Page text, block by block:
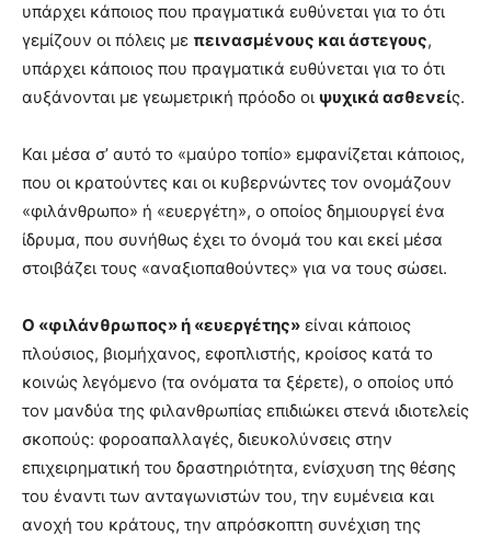
υπάρχει κάποιος που πραγματικά ευθύνεται για το ότι
γεμίζουν οι πόλεις με πεινασμένους και άστεγους,
υπάρχει κάποιος που πραγματικά ευθύνεται για το ότι
αυξάνονται με γεωμετρική πρόοδο οι ψυχικά ασθενείς.
Και μέσα σ’ αυτό το «μαύρο τοπίο» εμφανίζεται κάποιος,
που οι κρατούντες και οι κυβερνώντες τον ονομάζουν
«φιλάνθρωπο» ή «ευεργέτη», ο οποίος δημιουργεί ένα
ίδρυμα, που συνήθως έχει το όνομά του και εκεί μέσα
στοιβάζει τους «αναξιοπαθούντες» για να τους σώσει.
Ο «φιλάνθρωπος» ή «ευεργέτης» είναι κάποιος
πλούσιος, βιομήχανος, εφοπλιστής, κροίσος κατά το
κοινώς λεγόμενο (τα ονόματα τα ξέρετε), ο οποίος υπό
τον μανδύα της φιλανθρωπίας επιδιώκει στενά ιδιοτελείς
σκοπούς: φοροαπαλλαγές, διευκολύνσεις στην
επιχειρηματική του δραστηριότητα, ενίσχυση της θέσης
του έναντι των ανταγωνιστών του, την ευμένεια και
ανοχή του κράτους, την απρόσκοπτη συνέχιση της